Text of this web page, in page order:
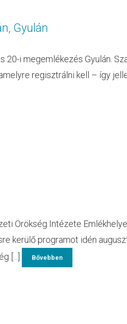
Gyulán
20-i megemlékezés Gyulán.
regisztrálni kell – így
Örökség Intézete
kerülő programot idén
[...]
Bővebben